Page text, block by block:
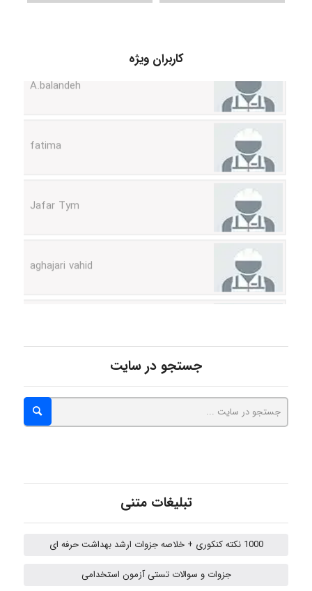
کاربران ویژه
hosein abdolvand
Kati
emami
جستجو در سایت
تبلیغات متنی
1000 نکته کنکوری + خلاصه جزوات ارشد بهداشت حرفه ای
جزوات و سوالات تستی آزمون استخدامی